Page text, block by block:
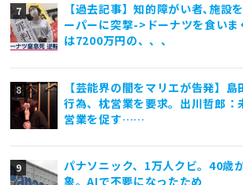
【過去記事】知的障がい者､施設
ーパーに突撃->ドーナツを食い
は7200万円の、、、
【芸能界の闇をマリエが告発】
行為、枕営業を要求。出川哲郎：
営業を促す……
パナソニック、1万人クビ。40歳
象。AIで不要になったため